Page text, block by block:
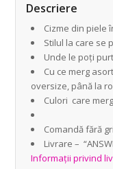
Descriere
Cizme din piele
Stilul la care se
Unde le poți
Cu ce merg
oversize, până la
Culori care
Comandă fără
Livrare –
Informații privind